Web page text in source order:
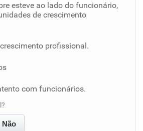
vida familiar
empresa
esteve ao lado do funcionário,
de crescimento
profissional.
com funcionários.
Não